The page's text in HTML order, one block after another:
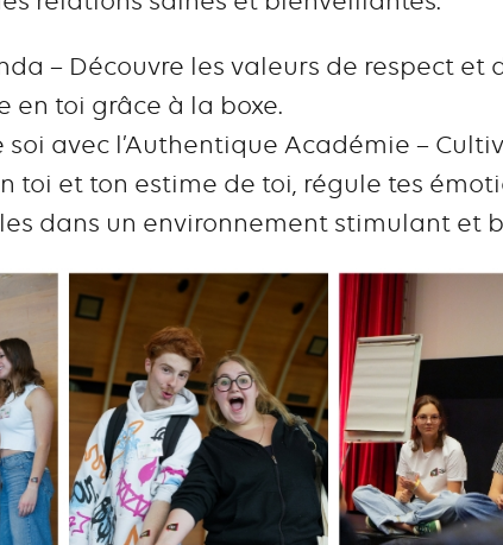
– Découvre les valeurs de respect et
en toi grâce à la boxe.
avec l’Authentique Académie –
toi et ton estime de toi, régule tes
dans un environnement stimulant et